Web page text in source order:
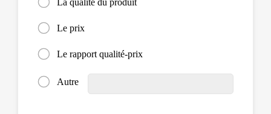
et
déposé
à
l'aide
de
touche
La qualité du produit
Le prix
Le rapport qualité-prix
Autre